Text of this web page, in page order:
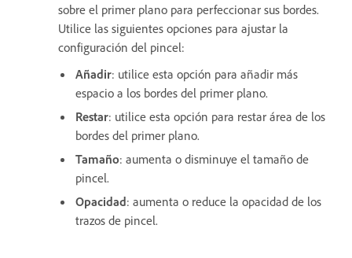
sobre el primer plano para perfeccionar sus bordes.
Utilice las siguientes opciones para ajustar la
configuración del pincel:
Añadir: utilice esta opción para añadir más
espacio a los bordes del primer plano.
Restar: utilice esta opción para restar área de los
bordes del primer plano.
Tamaño: aumenta o disminuye el tamaño de
pincel.
Opacidad: aumenta o reduce la opacidad de los
trazos de pincel.